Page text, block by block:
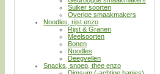
Suiker soorten
Overige smaakmakers
Noodles, rijst enzo
Rijst & Granen
Meelsoorten
Bonen
Noodles
Deegvellen
Snacks, snoep, thee enzo